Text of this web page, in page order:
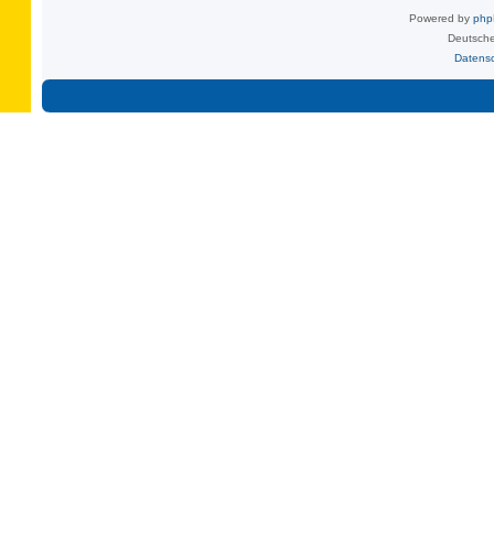
Powered by